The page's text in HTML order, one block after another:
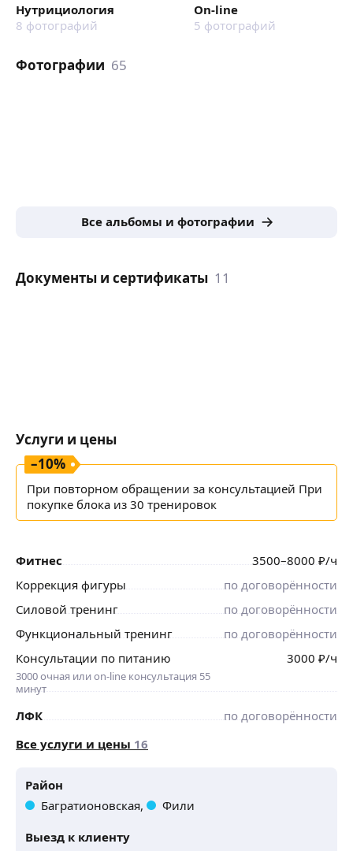
Нутрициология
8 фотографий
On-line
5 фотографий
Фотографии 65
Все альбомы и фотографии
Документы и сертификаты 11
Услуги и цены
–10%
При повторном обращении за консультацией При
покупке блока из 30 тренировок
Фитнес 3500–8000 ₽/ч
Коррекция фигуры
по договорённости
Силовой тренинг
по договорённости
Функциональный тренинг
по договорённости
Консультации по питанию
3000 очная или on-line консультация 55
минут
3000 ₽/ч
ЛФК
по договорённости
Все услуги и цены 16
Район
Багратионовская,
Фили
Выезд к клиенту